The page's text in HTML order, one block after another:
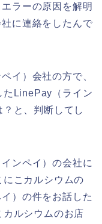
ラーの原因を解明
に連絡をしたんで
イ）会社の方で、
たLinePay（ライン
と、判断してし
ンペイ）の会社に
こカルシウムの
）の件をお話した
ルシウムのお店